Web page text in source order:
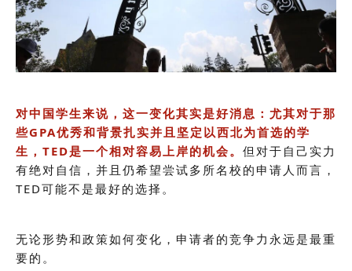
对中国学生来说，这一变化其实是好消息：尤其对于那
些GPA优秀和背景扎实并且坚定以西北为首选的学
生，TED是一个相对容易上岸的机会。 但对于自己实力
有绝对自信，并且仍希望尝试多所名校的申请人而言，
TED可能不是最好的选择。
无论形势和政策如何变化，申请者的竞争力永远是最重
要的。